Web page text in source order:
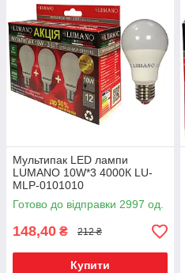
Мультипак LED лампи
LUMANO 10W*3 4000К LU-
MLP-0101010
Готово до відправки 2997 од.
148,40 ₴ 212 ₴
Купити